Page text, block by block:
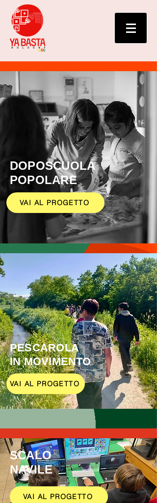
DOPOSCUOLA
POPOLARE
VAI AL PROGETTO
PESCAROLA
IN MOVIMENTO
VAI AL PROGETTO
SCALO
NAVILE
VAI AL PROGETTO